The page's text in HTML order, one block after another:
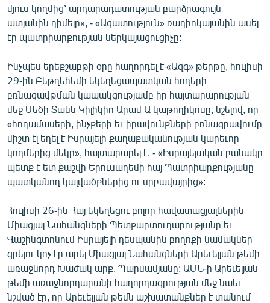
Հայերեն
English
Русский
ՀԵՏԵՎԵՔ ՄԵԶ
«Ազատության» բոլոր կայքերը
մյուս կողմից՝ արդարադատության բարձրագույն
ատյանին դիմելը», - «Ազատություն» ռադիոկայանին ասել
էր պատրիարքության ներկայացուցիչը:
Ինչպես երեքշաբթի օրը հաղորդել է «Ազգ» թերթը, հուլիսի
29-ին Բեթղեհեմի եկեղեցապատկան հողերի
բռնազավթման կապակցությամբ իր հայտարարության
մեջ Մեծի Տանն Կիլիկիո Արամ Ա կաթողիկոսը, նշելով, որ
«հողամասերի, ինչքերի եւ իրավունքների բռնագրավումը
միշտ էլ եղել է Իսրայելի քաղաքականության կարեւոր
կողմերից մեկը», հայտարարել է. - «Իսրայելական բանակը
պետք է ետ քաշվի Երուսաղեմի հայ Պատրիարքությանը
պատկանող կալվածքներից ու սրբավայրից»:
Հուլիսի 26-ին Հայ եկեղեցու բոլոր հավատացյալներին
Միացյալ Նահանգների Պետքարտուղարությանը եւ
Վաշինգտոնում Իսրայելի դեսպանին բողոքի նամակներ
գրելու կոչ էր արել Միացյալ Նահանգների Արեւելյան թեմի
առաջնորդ Խաժակ արք. Պարսամյանը: ԱՄՆ-ի Արեւելյան
թեմի առաջնորդարանի հաղորդագրության մեջ նաեւ
նշված էր, որ Արեւելյան թեմն աշխատանքներ է տանում